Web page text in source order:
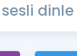
sesli dinle